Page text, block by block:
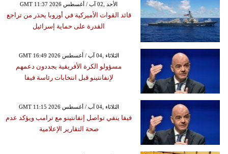
GMT 11:37 2026 الأحد ,02 آب / أغسطس
قائد القوات الأميركية في أوروبا يحذر من تراجع
القدرة على حماية إسرائيل
GMT 16:49 2026 الثلاثاء ,04 آب / أغسطس
مسؤولو الكرة الأفريقية يجددون دعمهم
لإنفانتينو قبل انتخابات رئاسة فيفا
GMT 11:15 2026 الثلاثاء ,04 آب / أغسطس
فيفا ينفي تواصل إنفانتينو مع ترامب ويؤكد عدم
صحة التقارير الإعلامية